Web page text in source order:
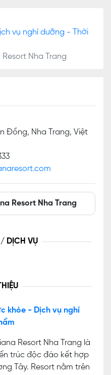
vụ nghỉ dưỡng - Thời
Nha Trang
Đồng, Nha Trang, Việt
Resort Nha Trang
DỊCH VỤ
khỏe - Dịch vụ nghỉ
Resort Nha Trang là
trúc độc đáo kết hợp
Tây. Resort nằm trên